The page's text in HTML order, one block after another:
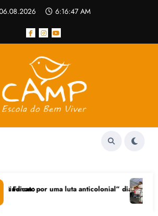
6:16:48 AM
por uma luta anticolonial” dia 24/11 na